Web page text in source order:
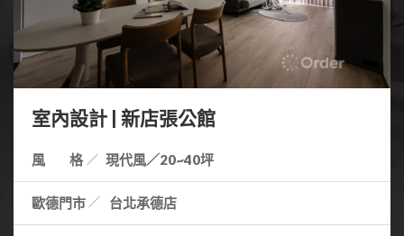
室內設計 | 新店張公館
風 格 現代風／20~40坪
歐德門市 台北承德店